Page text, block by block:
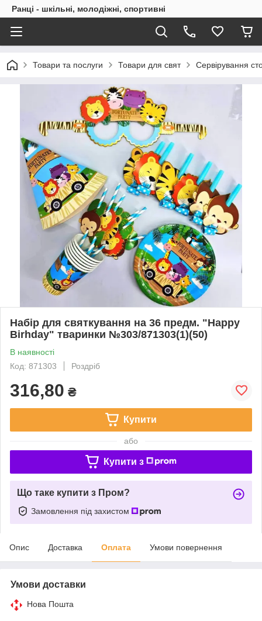
Ранці - шкільні, молодіжні, спортивні
Товари та послуги Товари для свят Сервірування
Набір для святкування на 36 предм. "Нарру
Birhday" тваринки №303/871303(1)(50)
В наявності
Код: 871303
Роздріб
316,80 ₴
Купити
або
Купити з
Що таке купити з Пром?
Замовлення під захистом
Опис Доставка Оплата Умови повернення
Умови доставки
Нова Пошта